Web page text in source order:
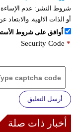
شروط النشر: عدم
أو الذات الالهية.
اُوافق على شروط
Security Code *
أرسل التعليق
أخبار ذات صلة